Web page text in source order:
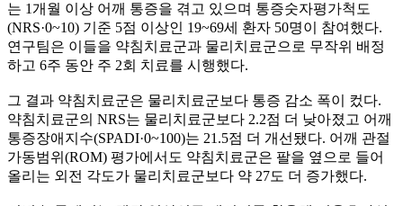
는 1개월 이상 어깨 통증을 겪고 있으며 통증숫자평가척도
(NRS·0~10) 기준 5점 이상인 19~69세 환자 50명이 참여했다.
연구팀은 이들을 약침치료군과 물리치료군으로 무작위 배정
하고 6주 동안 주 2회 치료를 시행했다.
그 결과 약침치료군은 물리치료군보다 통증 감소 폭이 컸다.
약침치료군의 NRS는 물리치료군보다 2.2점 더 낮아졌고 어깨
통증장애지수(SPADI·0~100)는 21.5점 더 개선됐다. 어깨 관절
가동범위(ROM) 평가에서도 약침치료군은 팔을 옆으로 들어
올리는 외전 각도가 물리치료군보다 약 27도 더 증가했다.